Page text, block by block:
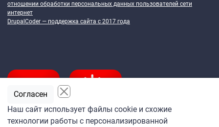
отношении обработки персональных данных пользователей сети
интернет
DrupalCoder — поддержка сайта c 2017 года
Наш сайт использует файлы cookie и схожие
технологии работы с персонализированной
Согласен